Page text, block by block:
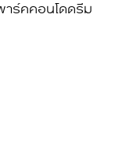
าร์คคอนโดดรีม